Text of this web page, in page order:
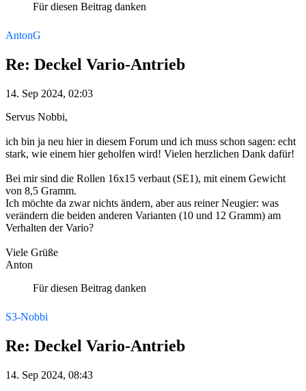
Für diesen Beitrag danken
AntonG
Re: Deckel Vario-Antrieb
14. Sep 2024, 02:03
Servus Nobbi,
ich bin ja neu hier in diesem Forum und ich muss schon sagen: echt
stark, wie einem hier geholfen wird! Vielen herzlichen Dank dafür!
Bei mir sind die Rollen 16x15 verbaut (SE1), mit einem Gewicht
von 8,5 Gramm.
Ich möchte da zwar nichts ändern, aber aus reiner Neugier: was
verändern die beiden anderen Varianten (10 und 12 Gramm) am
Verhalten der Vario?
Viele Grüße
Anton
Für diesen Beitrag danken
S3-Nobbi
Re: Deckel Vario-Antrieb
14. Sep 2024, 08:43